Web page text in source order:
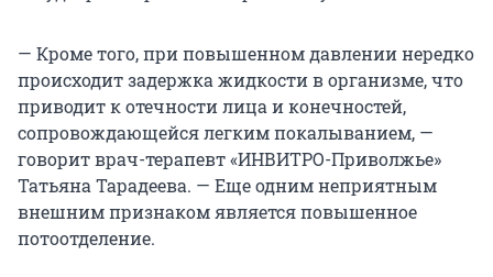
— Кроме того, при повышенном давлении нередко
происходит задержка жидкости в организме, что
приводит к отечности лица и конечностей,
сопровождающейся легким покалыванием, —
говорит врач-терапевт «ИНВИТРО-Приволжье»
Татьяна Тарадеева. — Еще одним неприятным
внешним признаком является повышенное
потоотделение.